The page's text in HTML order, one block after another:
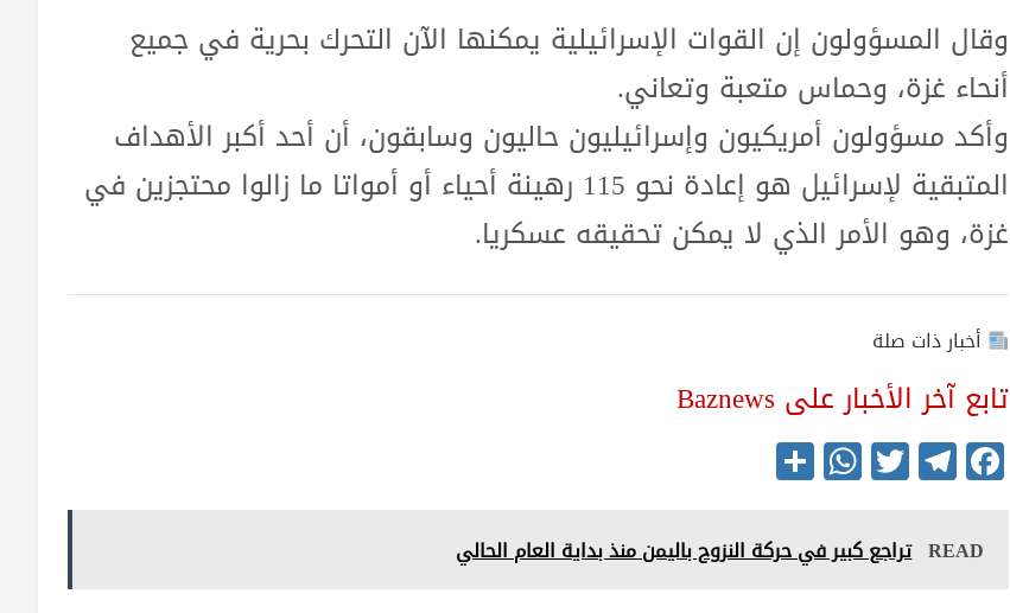
وقال المسؤولون إن القوات الإسرائيلية يمكنها الآن التحرك بحرية في جميع
أنحاء غزة، وحماس متعبة وتعاني.
وأكد مسؤولون أمريكيون وإسرائيليون حاليون وسابقون، أن أحد أكبر الأهداف
المتبقية لإسرائيل هو إعادة نحو 115 رهينة أحياء أو أمواتا ما زالوا محتجزين في
غزة، وهو الأمر الذي لا يمكن تحقيقه عسكريا.
أخبار ذات صلة
تابع آخر الأخبار على Baznews
Fa
ce
bo
ok
Te
le
gr
a
T
wi
tte
r
W
ha
ts
A
S
ha
re READ تراجع كبير في حركة النزوح باليمن منذ بداية العام الحالي